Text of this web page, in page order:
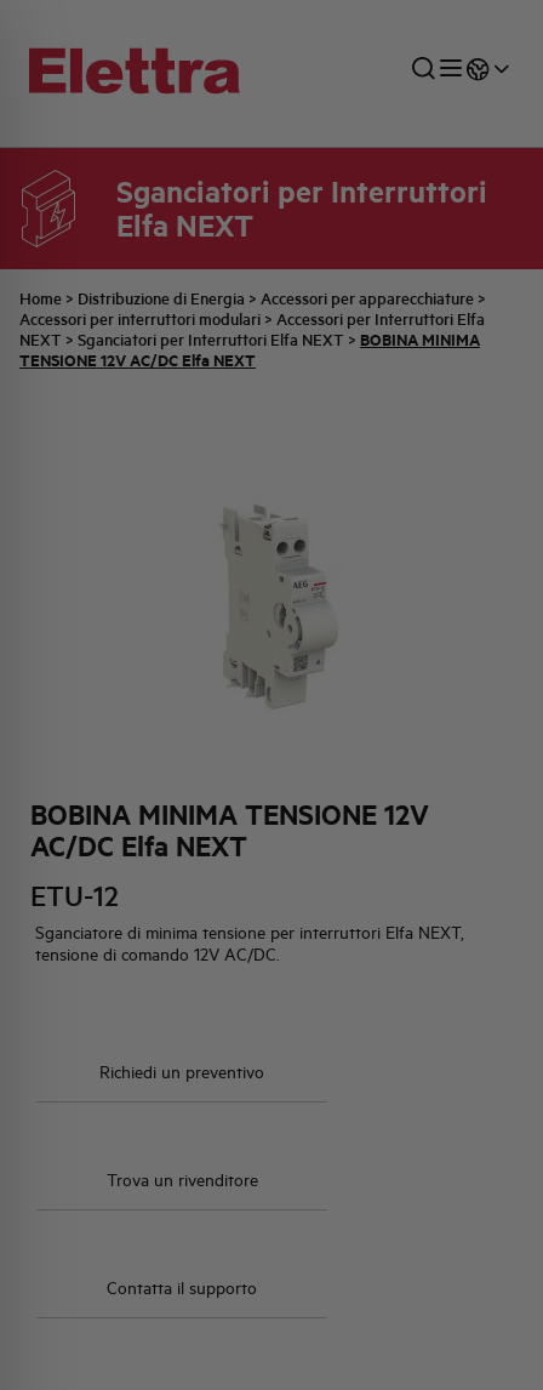
Sganciatori per Interruttori
Elfa NEXT
Home > Distribuzione di Energia > Accessori per apparecchiature >
Accessori per interruttori modulari > Accessori per Interruttori Elfa
NEXT > Sganciatori per Interruttori Elfa NEXT > BOBINA MINIMA
TENSIONE 12V AC/DC Elfa NEXT
BOBINA MINIMA TENSIONE 12V
AC/DC Elfa NEXT
ETU-12
Sganciatore di minima tensione per interruttori Elfa NEXT,
tensione di comando 12V AC/DC.
Richiedi un preventivo
Trova un rivenditore
Contatta il supporto
SETTORI
INDUSTRIALE
RESIDENZIALE
DISTRIBUZIONE DI ENERGIA
AUTOMAZIONE INDUSTRIALE
SISTEMA QUADRI
RETE COMMERCIALE
UFFICIO TECNICO
QUALITÀ
PREVENTIVAZIONE
COMMESSE QUADRI
AZIENDA
FAMIGLIA BELLINI
STORIA ELETTRA
IDENTITÀ AZIENDALE
ATTIVITÀ E MERCATI
TUTTE LE NEWS
ULTIME NOTIZIE ISTITUZIONALI
COMUNICATI INTERNI
JOB CAREERS
PARTNER